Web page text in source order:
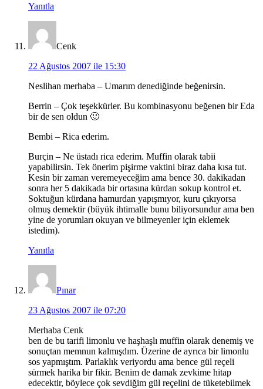
Yanıtla
Cenk
22 Ağustos 2007 ile 15:30
Neslihan merhaba – Umarım denediğinde beğenirsin.
Berrin – Çok teşekkürler. Bu kombinasyonu beğenen bir Eda
bir de sen oldun 🙂
Bembi – Rica ederim.
Burçin – Ne üstadı rica ederim. Muffin olarak tabii
yapabilirsin. Tek önerim pişirme vaktini biraz daha kısa tut.
Kesin bir zaman veremeyeceğim ama bence 30. dakikadan
sonra her 5 dakikada bir ortasına kürdan sokup kontrol et.
Soktuğun kürdana hamurdan yapışmıyor, kuru çıkıyorsa
olmuş demektir (büyük ihtimalle bunu biliyorsundur ama ben
yine de yorumları okuyan ve bilmeyenler için eklemek
istedim).
Yanıtla
Pınar
23 Ağustos 2007 ile 07:20
Merhaba Cenk
ben de bu tarifi limonlu ve haşhaşlı muffin olarak denemiş ve
sonuçtan memnun kalmışdım. Üzerine de ayrıca bir limonlu
sos yapmıştım. Parlaklık veriyordu ama bence gül reçeli
sürmek harika bir fikir. Benim de damak zevkime hitap
edecektir, böylece çok sevdiğim gül reçelini de tüketebilmek